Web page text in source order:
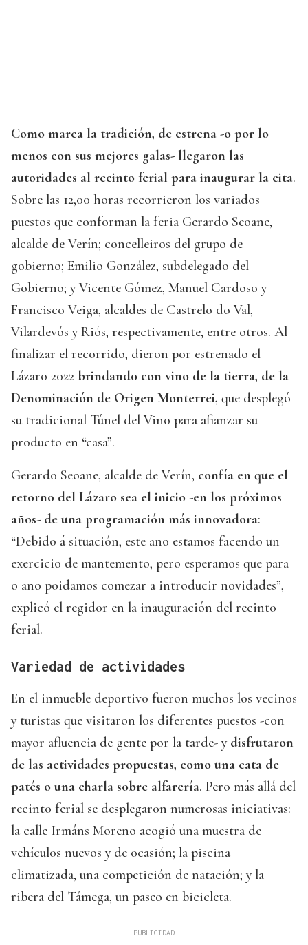
Como marca la tradición, de estrena -o por lo
menos con sus mejores galas- llegaron las
autoridades al recinto ferial para inaugurar la cita.
Sobre las 12,00 horas recorrieron los variados
puestos que conforman la feria Gerardo Seoane,
alcalde de Verín; concelleiros del grupo de
gobierno; Emilio González, subdelegado del
Gobierno; y Vicente Gómez, Manuel Cardoso y
Francisco Veiga, alcaldes de Castrelo do Val,
Vilardevós y Riós, respectivamente, entre otros. Al
finalizar el recorrido, dieron por estrenado el
Lázaro 2022 brindando con vino de la tierra, de la
Denominación de Origen Monterrei, que desplegó
su tradicional Túnel del Vino para afianzar su
producto en “casa”.
Gerardo Seoane, alcalde de Verín, confía en que el
retorno del Lázaro sea el inicio -en los próximos
años- de una programación más innovadora:
“Debido á situación, este ano estamos facendo un
exercicio de mantemento, pero esperamos que para
o ano poidamos comezar a introducir novidades”,
explicó el regidor en la inauguración del recinto
ferial.
Variedad de actividades
En el inmueble deportivo fueron muchos los vecinos
y turistas que visitaron los diferentes puestos -con
mayor afluencia de gente por la tarde- y disfrutaron
de las actividades propuestas, como una cata de
patés o una charla sobre alfarería. Pero más allá del
recinto ferial se desplegaron numerosas iniciativas:
la calle Irmáns Moreno acogió una muestra de
vehículos nuevos y de ocasión; la piscina
climatizada, una competición de natación; y la
ribera del Támega, un paseo en bicicleta.